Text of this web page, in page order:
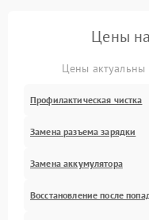
Цены
Цены
Профилактическая чистка
Замена разъема зарядки
Замена аккумулятора
Восстановление после